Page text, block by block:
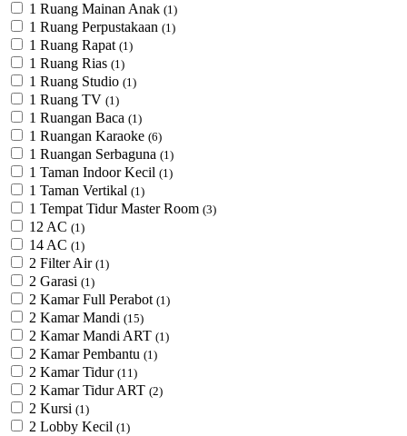
1 Ruang Mainan Anak (1)
1 Ruang Perpustakaan (1)
1 Ruang Rapat (1)
1 Ruang Rias (1)
1 Ruang Studio (1)
1 Ruang TV (1)
1 Ruangan Baca (1)
1 Ruangan Karaoke (6)
1 Ruangan Serbaguna (1)
1 Taman Indoor Kecil (1)
1 Taman Vertikal (1)
1 Tempat Tidur Master Room (3)
12 AC (1)
14 AC (1)
2 Filter Air (1)
2 Garasi (1)
2 Kamar Full Perabot (1)
2 Kamar Mandi (15)
2 Kamar Mandi ART (1)
2 Kamar Pembantu (1)
2 Kamar Tidur (11)
2 Kamar Tidur ART (2)
2 Kursi (1)
2 Lobby Kecil (1)